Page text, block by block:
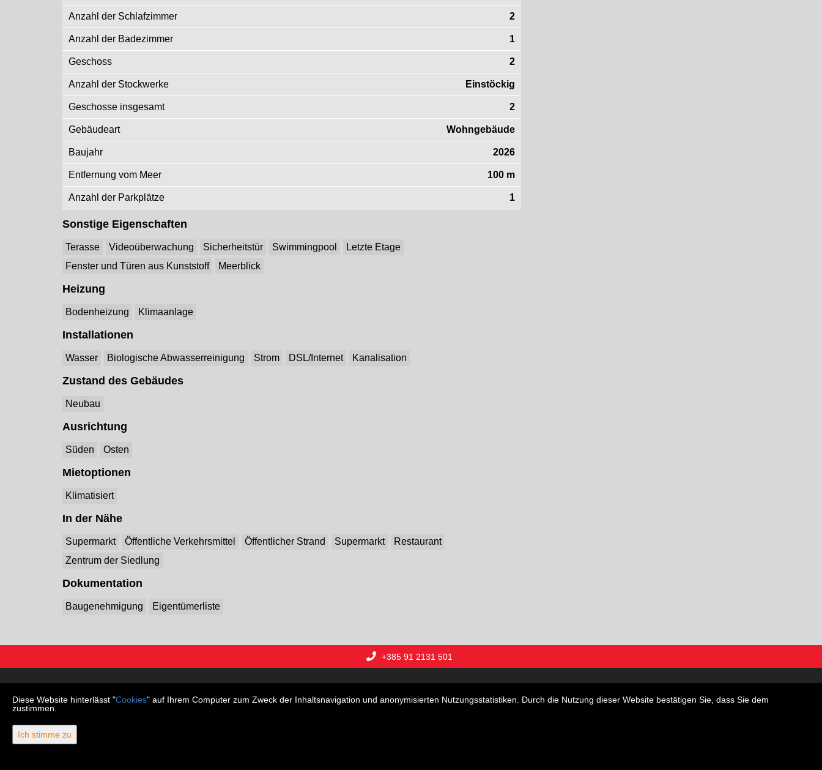
Anzahl der Schlafzimmer 2
Anzahl der Badezimmer 1
Geschoss 2
Anzahl der Stockwerke Einstöckig
Geschosse insgesamt 2
Gebäudeart Wohngebäude
Baujahr 2026
Entfernung vom Meer 100 m
Anzahl der Parkplätze 1
Sonstige Eigenschaften
Terasse Videoüberwachung Sicherheitstür Swimmingpool
Letzte Etage
Fenster und Türen aus Kunststoff
Meerblick
Heizung
Bodenheizung Klimaanlage
Installationen
Wasser Biologische Abwasserreinigung Strom DSL/Internet Kanalisation
Zustand des Gebäudes
Neubau
Ausrichtung
Süden Osten
Mietoptionen
Klimatisiert
In der Nähe
Supermarkt Öffentliche Verkehrsmittel Öffentlicher Strand Supermarkt
Restaurant
Zentrum der Siedlung
Dokumentation
Baugenehmigung Eigentümerliste
+385 91 2131 501
Diese Website hinterlässt "Cookies" auf Ihrem Computer zum Zweck der Inhaltsnavigation und anonymisierten Nutzungsstatistiken. Durch die Nutzung dieser Website bestätigen Sie, dass Sie dem
zustimmen.
Ich stimme zu